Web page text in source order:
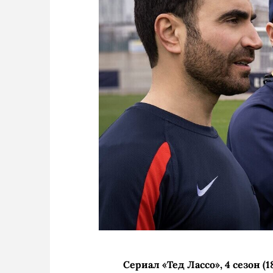
Сериал «Тед Лассо», 4 сезон